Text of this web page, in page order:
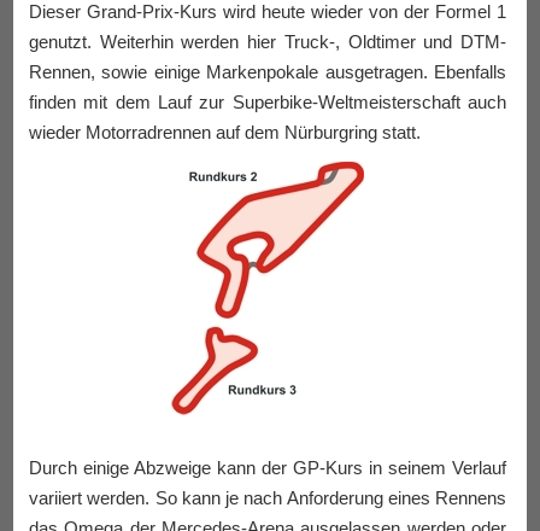
Dieser Grand-Prix-Kurs wird heute wieder von der Formel 1
genutzt. Weiterhin werden hier Truck-, Oldtimer und DTM-
Rennen, sowie einige Markenpokale ausgetragen. Ebenfalls
finden mit dem Lauf zur Superbike-Weltmeisterschaft auch
wieder Motorradrennen auf dem Nürburgring statt.
Durch einige Abzweige kann der GP-Kurs in seinem Verlauf
variiert werden. So kann je nach Anforderung eines Rennens